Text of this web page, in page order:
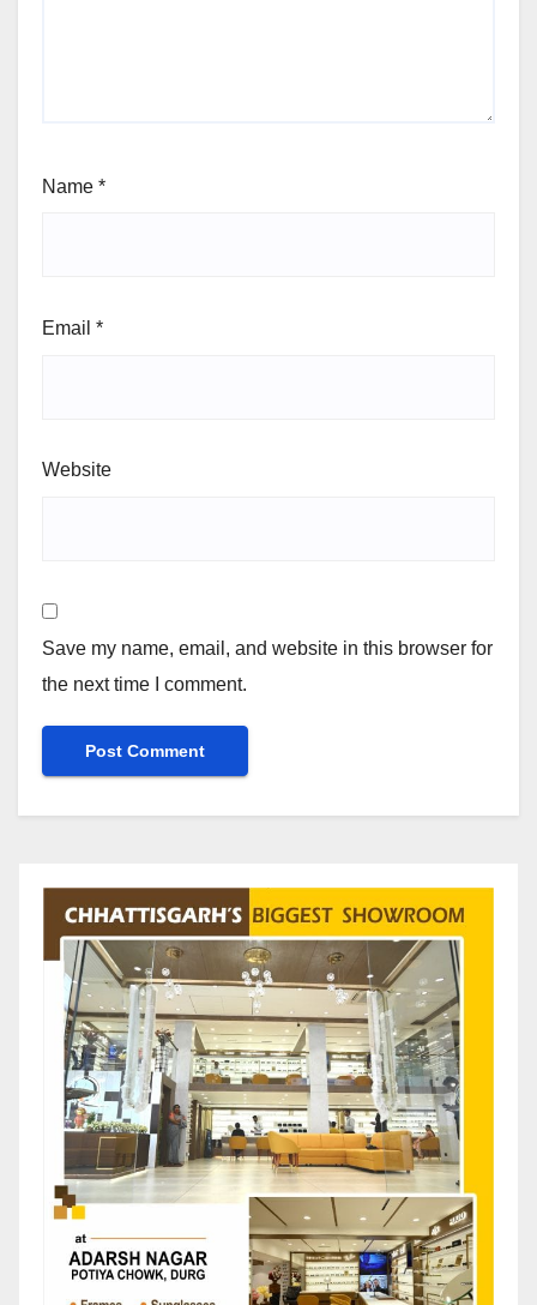
Name *
Email *
Website
Save my name, email, and website in this browser for
the next time I comment.